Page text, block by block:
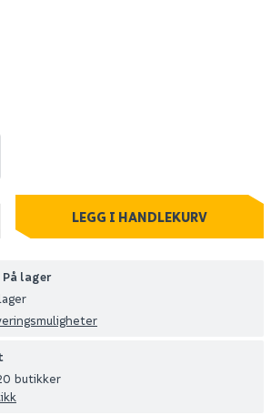
LEGG I HANDLEKURV
lager
butikker